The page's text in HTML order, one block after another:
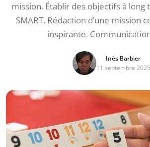
mission. Établir des objectifs à
SMART. Rédaction d’une mission
inspirante.
Inès Barbier
11 septembre 2025